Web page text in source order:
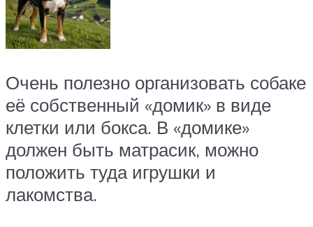
Очень полезно организовать собаке
её собственный «домик» в виде
клетки или бокса. В «домике»
должен быть матрасик, можно
положить туда игрушки и
лакомства.